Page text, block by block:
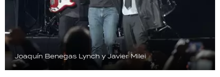
Joaquín Benegas Lynch y Javier Milei